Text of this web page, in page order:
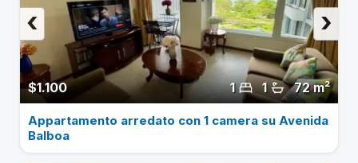
$1.100 72 m²
1
1
›
‹
Appartamento arredato con 1 camera su Avenida
Balboa